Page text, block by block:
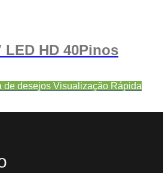
LED HD 40Pinos
de desejos Visualização Rápida